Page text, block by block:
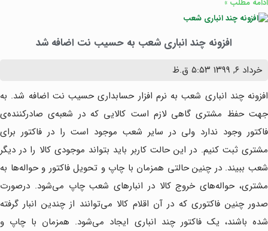
ادامه مطلب »
افزونه چند انباری شعب به حسیب نت اضافه شد
خرداد ۶, ۱۳۹۹
۵:۵۳ ق.ظ
افزونه چند انباری شعب به نرم افزار حسابداری حسیب نت اضافه شد. به
جهت حفظ مشتری گاهی لازم است کالایی که در شعبه‌ی صادرکننده‌ی
فاکتور وجود ندارد ولی در سایر شعب موجود است را در فاکتور برای
مشتری ثبت کنیم. در این حالت کاربر باید بتواند موجودی کالا را در دیگر
شعب ببیند. در چنین حالتی همزمان با چاپ و تحویل فاکتور و حواله‌ها به
مشتری، حواله‌های خروج کالا در انبارهای شعب چاپ می‌شود. درصورت
صدور چنین فاکتوری که در آن اقلام کالا می‌توانند از چندین انبار گرفته
شده باشند، یک فاکتور چند انباری ایجاد می‌شود. همزمان با چاپ و